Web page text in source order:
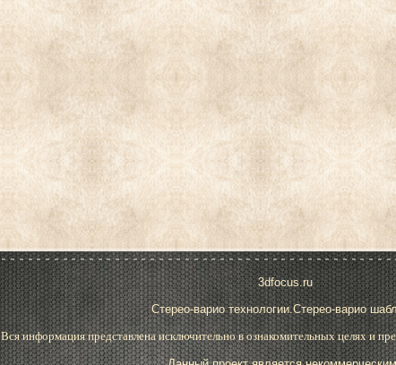
3dfocus.ru
Стерео-варио технологии.Стерео-варио
Вся информация представлена исключительно в ознакомительных целях и